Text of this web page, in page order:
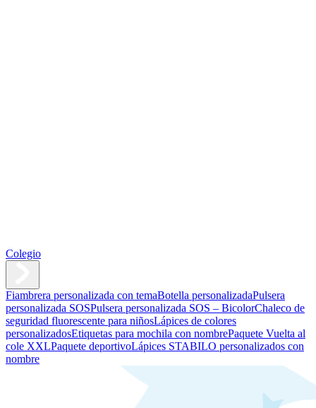
Colegio
Fiambrera personalizada con temaBotella personalizadaPulsera
personalizada SOSPulsera personalizada SOS – BicolorChaleco de
seguridad fluorescente para niñosLápices de colores
personalizadosEtiquetas para mochila con nombrePaquete Vuelta al
cole XXLPaquete deportivoLápices STABILO personalizados con
nombre